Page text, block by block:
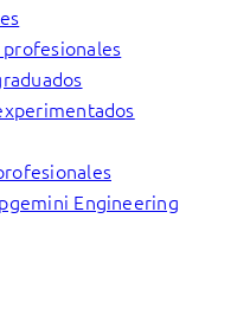
profesionales
Engineering